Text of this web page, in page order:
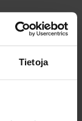
Tietoja
sekä